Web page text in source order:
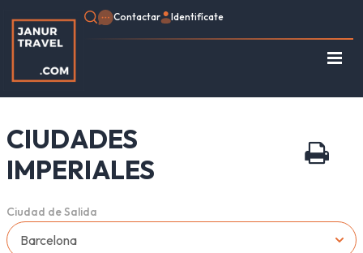
Contactar Identifícate
Egipto
Marruecos
CIUDADES
IMPERIALES
Ciudad de Salida